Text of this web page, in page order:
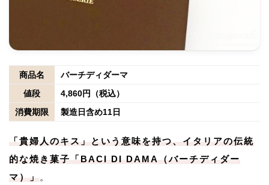
商品名
バーチディダーマ
値段
4,860円（税込）
消費期限
製造日含め11日
「貴婦人のキス」という意味を持つ、イタリアの伝統
的な焼き菓子「BACI DI DAMA（バーチディダー
マ）」
。